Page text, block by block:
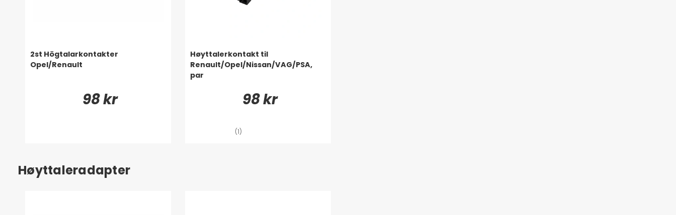
2st Högtalarkontakter
Opel/Renault
98 kr
Høyttalerkontakt til
Renault/Opel/Nissan/VAG/PSA,
par
98 kr
(1)
Høyttaleradapter